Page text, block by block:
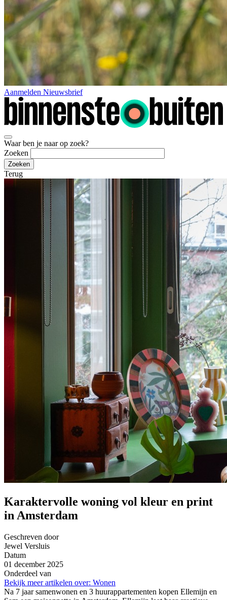
Aanmelden Nieuwsbrief
Waar ben je naar op zoek?
Zoeken
Terug
Karaktervolle woning vol kleur en print
in Amsterdam
Geschreven door
Jewel Versluis
Datum
01 december 2025
Onderdeel van
Bekijk meer artikelen over: Wonen
Na 7 jaar samenwonen en 3 huurappartementen kopen Ellemijn en